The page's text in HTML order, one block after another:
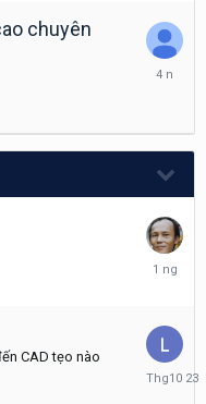
2022
chuyên
Tháng
Hôm
04:31
CAD tẹo nào
Tháng